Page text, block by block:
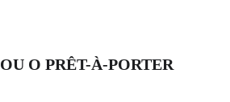
O PRÊT-À-PORTER